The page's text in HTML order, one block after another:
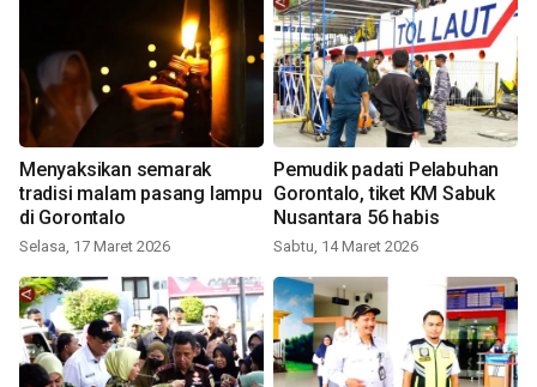
Menyaksikan semarak
tradisi malam pasang lampu
di Gorontalo
Selasa, 17 Maret 2026
Pemudik padati Pelabuhan
Gorontalo, tiket KM Sabuk
Nusantara 56 habis
Sabtu, 14 Maret 2026